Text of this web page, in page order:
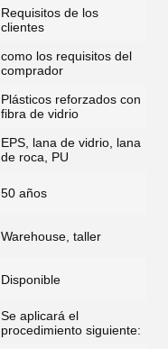
Requisitos de los
clientes
como los requisitos del
comprador
Plásticos reforzados con
fibra de vidrio
EPS, lana de vidrio, lana
de roca, PU
50 años
Warehouse, taller
Disponible
Se aplicará el
procedimiento siguiente: